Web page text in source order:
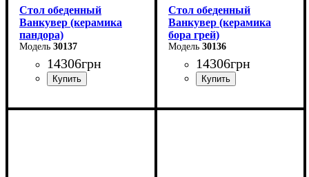
Стол обеденный
Ванкувер (керамика
пандора)
30137
14306грн
Длина - 120 (+60) см
Стол обеденный
Ванкувер (керамика
бора грей)
30136
14306грн
Длина - 120 (+60) см